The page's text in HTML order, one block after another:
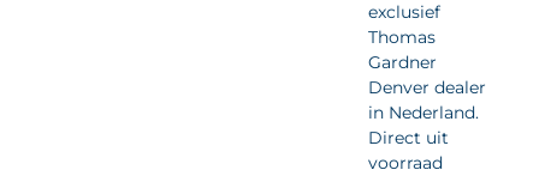
exclusief
Thomas
Gardner
Denver dealer
in Nederland.
Direct uit
voorraad